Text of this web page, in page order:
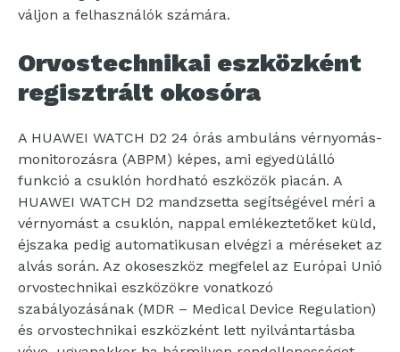
váljon a felhasználók számára.
Orvostechnikai eszközként
regisztrált okosóra
A HUAWEI WATCH D2 24 órás ambuláns vérnyomás-
monitorozásra (ABPM) képes, ami egyedülálló
funkció a csuklón hordható eszközök piacán. A
HUAWEI WATCH D2 mandzsetta segítségével méri a
vérnyomást a csuklón, nappal emlékeztetőket küld,
éjszaka pedig automatikusan elvégzi a méréseket az
alvás során. Az okoseszköz megfelel az Európai Unió
orvostechnikai eszközökre vonatkozó
szabályozásának (MDR – Medical Device Regulation)
és orvostechnikai eszközként lett nyilvántartásba